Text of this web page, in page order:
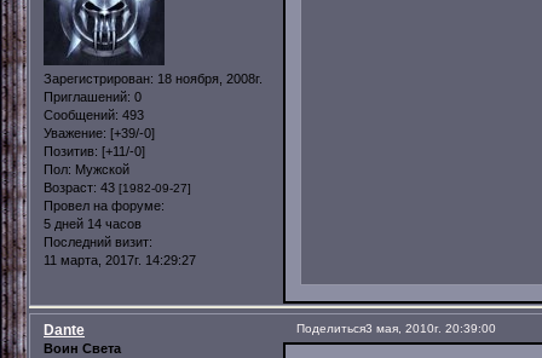
Зарегистрирован: 18 ноября, 2008г.
Приглашений: 0
Сообщений: 493
Уважение: [+39/-0]
Позитив: [+11/-0]
Пол: Мужской
Возраст: 43 [1982-09-27]
Провел на форуме:
5 дней 14 часов
Последний визит:
11 марта, 2017г. 14:29:27
Поделиться3 мая, 2010г. 20:39:00
Dante
Воин Света